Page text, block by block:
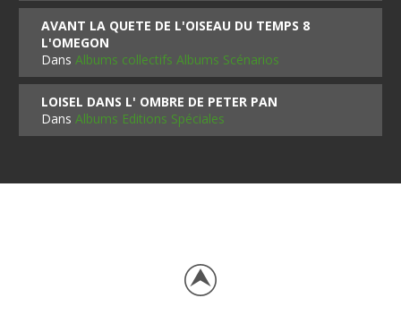
AVANT LA QUETE DE L'OISEAU DU TEMPS 8
L'OMEGON
DansAlbums collectifs Albums Scénarios
LOISEL DANS L' OMBRE DE PETER PAN
DansAlbums Editions Spéciales